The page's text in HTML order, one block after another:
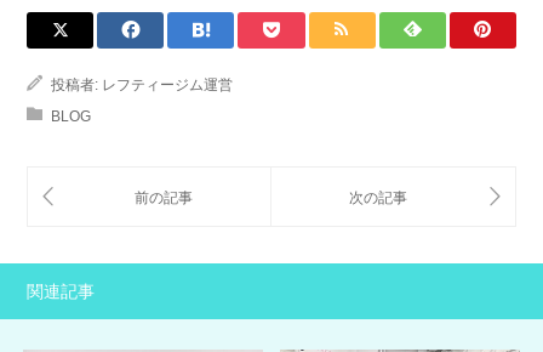
投稿者: レフティージム運営
BLOG
関連記事